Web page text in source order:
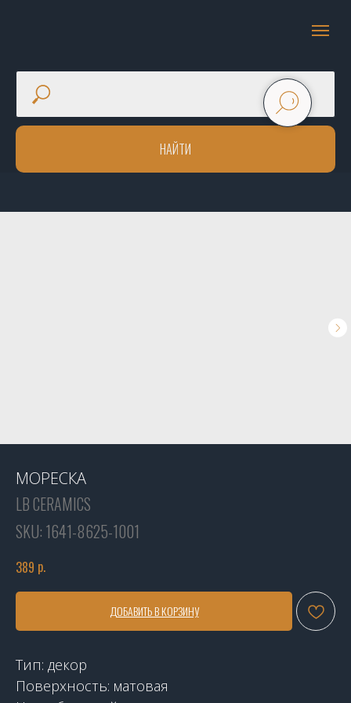
НАЙТИ
МОРЕСКА
LB CERAMICS
SKU: 1641-8625-1001
389 р.
ДОБАВИТЬ В КОРЗИНУ
Тип: декор
Поверхность: матовая